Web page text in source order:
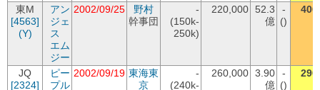
東M
[4563]
(Y)
アン
ジェ
ス
エム
ジー
2002/09/25
野村
幹事団
-
(150k-
250k)
220,000 52.3
億
-
()
JQ
[2324]
ピー
プル
2002/09/19 東海東
京
-
(240k-
260,000 3.90
億
-
()